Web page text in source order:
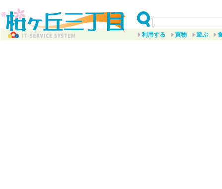
利用する 買物 遊ぶ